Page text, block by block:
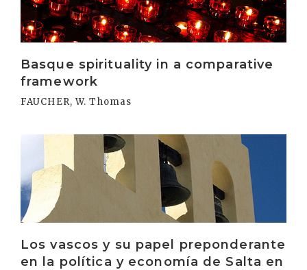
Basque spirituality in a comparative
framework
FAUCHER, W. Thomas
Los vascos y su papel preponderante
en la política y economía de Salta en